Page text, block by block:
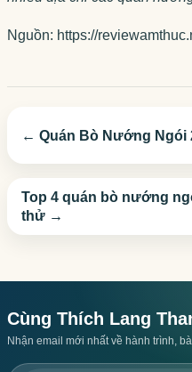
Nguồn: https://
← Quán Bò Nướng Ngói
Top 4 quán bò nướng
thử →
Cùng Thích Lang
Nhận email mới nhất về hành trình,